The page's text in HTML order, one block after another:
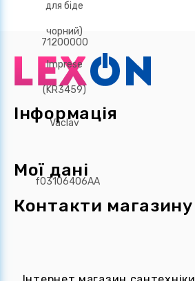
Інформація
Мої дані
Контакти магазину